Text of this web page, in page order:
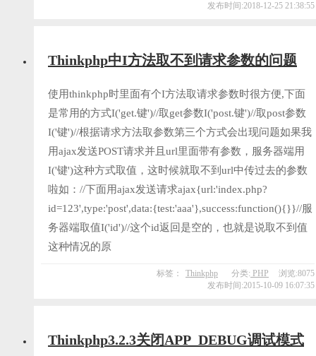
发布时间:2018-12-25 21:38:55
Thinkphp中I方法取不到请求参数的问题
使用thinkphp时里面有个I方法取请求参数时很方便,下面
是常用的方式I('get.键')//取get参数I('post.键')//取post参数
I('键')//根据请求方法取参数第三个方式会出现问题如果我
用ajax发送POST请求并且url里面带有参数，服务器端用
I('键')这种方式取值，这时候就取不到url中传过去的参数
啦如：//下面用ajax发送请求ajax{url:'index.php?
id=123',type:'post',data:{test:'aaa'},success:function(){}}//服
务器端取值I('id')//这个id返回是空的，也就是说取不到值
这种情况的原
标签： Thinkphp 分类: PHP
浏览:8075
发布时间:2015-10-09 16:07:35
Thinkphp3.2.3关闭APP_DEBUG调试模式